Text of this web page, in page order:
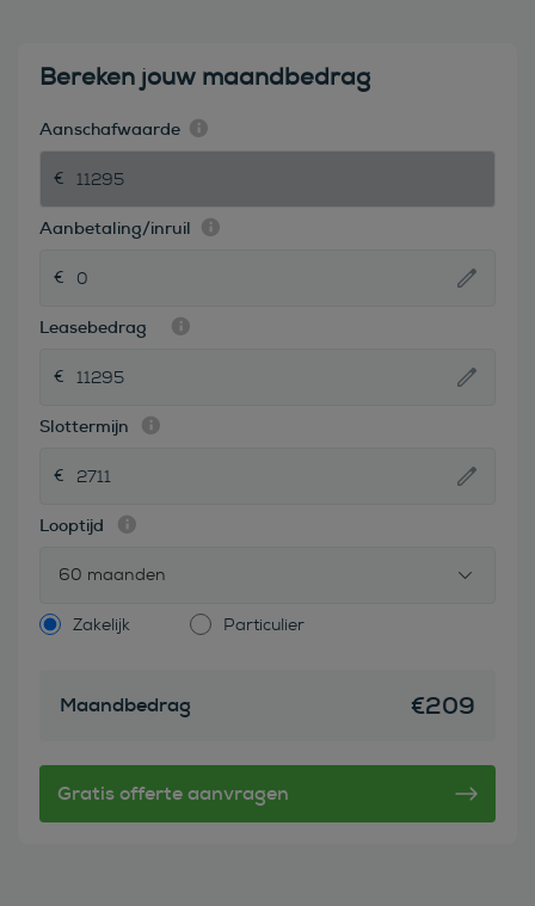
Bereken jouw maandbedrag
Aanschafwaarde
Aanbetaling/inruil
Leasebedrag
Slottermijn
Looptijd
60 maanden
Zakelijk Particulier
Maandbedrag €209